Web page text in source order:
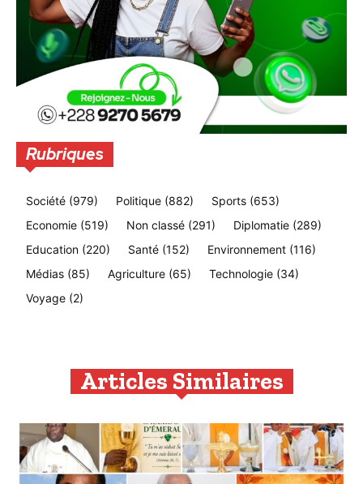
Rubriques
Société (979) Politique (882) Sports (653)
Economie (519) Non classé (291) Diplomatie (289)
Education (220) Santé (152) Environnement (116)
Médias (85) Agriculture (65) Technologie (34)
Voyage (2)
Articles Similaires